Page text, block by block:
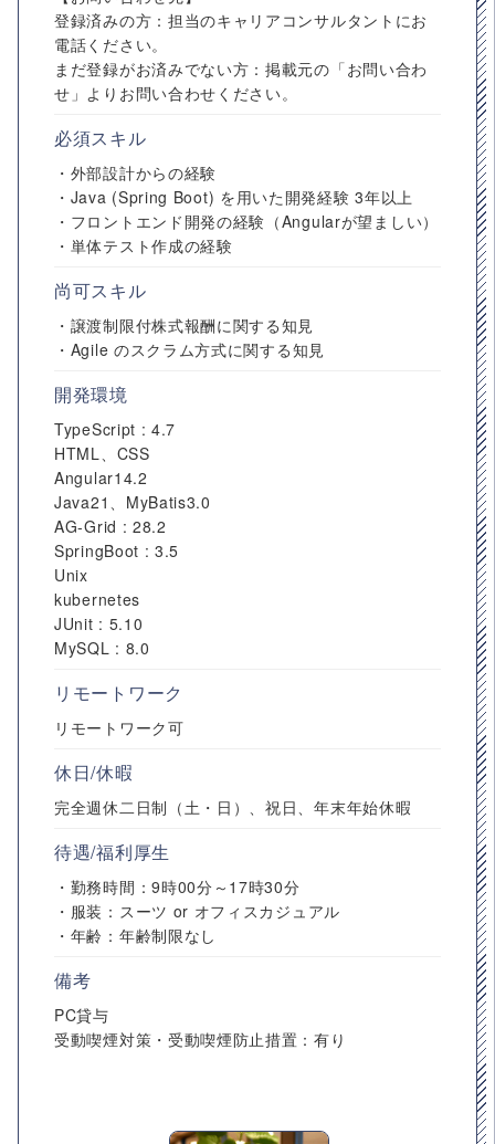
登録済みの方：担当のキャリアコンサルタントにお
電話ください。
まだ登録がお済みでない方：掲載元の「お問い合わ
せ」よりお問い合わせください。
必須スキル
・外部設計からの経験
・Java (Spring Boot) を用いた開発経験 3年以上
・フロントエンド開発の経験（Angularが望ましい）
・単体テスト作成の経験
尚可スキル
・譲渡制限付株式報酬に関する知見
・Agile のスクラム方式に関する知見
開発環境
TypeScript : 4.7
HTML、CSS
Angular14.2
Java21、MyBatis3.0
AG-Grid : 28.2
SpringBoot : 3.5
Unix
kubernetes
JUnit : 5.10
MySQL : 8.0
リモートワーク
リモートワーク可
休日/休暇
完全週休二日制（土・日）、祝日、年末年始休暇
待遇/福利厚生
・勤務時間：9時00分～17時30分
・服装：スーツ or オフィスカジュアル
・年齢：年齢制限なし
備考
PC貸与
受動喫煙対策・受動喫煙防止措置：有り